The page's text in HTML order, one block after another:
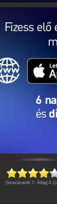
(Szavazatok:7, Átlag:4.1)